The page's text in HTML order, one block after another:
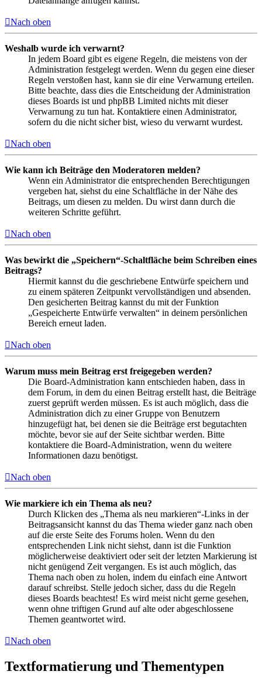
Nach oben
Weshalb wurde ich verwarnt?
In jedem Board gibt es eigene Regeln, die meistens von der
Administration festgelegt werden. Wenn du gegen eine dieser
Regeln verstoßen hast, kann sie dir eine Verwarnung erteilen.
Bitte beachte, dass dies die Entscheidung der Administration
dieses Boards ist und phpBB Limited nichts mit dieser
Verwarnung zu tun hat. Kontaktiere einen Administrator,
sofern du die nicht sicher bist, wieso du verwarnt wurdest.
Nach oben
Wie kann ich Beiträge den Moderatoren melden?
Wenn ein Administrator die entsprechenden Berechtigungen
vergeben hat, siehst du eine Schaltfläche in der Nähe des
Beitrags, um diesen zu melden. Du wirst dann durch die
weiteren Schritte geführt.
Nach oben
Was bewirkt die „Speichern“-Schaltfläche beim Schreiben eines
Beitrags?
Hiermit kannst du die geschriebene Entwürfe speichern und
zu einem späteren Zeitpunkt vervollständigen und absenden.
Den gesicherten Beitrag kannst du mit der Funktion
„Gespeicherte Entwürfe verwalten“ in deinem persönlichen
Bereich erneut laden.
Nach oben
Warum muss mein Beitrag erst freigegeben werden?
Die Board-Administration kann entschieden haben, dass in
dem Forum, in dem du einen Beitrag erstellt hast, die Beiträge
zuerst geprüft werden müssen. Es ist auch möglich, dass die
Administration dich zu einer Gruppe von Benutzern
hinzugefügt hat, bei denen sie die Beiträge erst begutachten
möchte, bevor sie auf der Seite sichtbar werden. Bitte
kontaktiere die Board-Administration, wenn du weitere
Informationen dazu benötigst.
Nach oben
Wie markiere ich ein Thema als neu?
Durch Klicken des „Thema als neu markieren“-Links in der
Beitragsansicht kannst du das Thema wieder ganz nach oben
auf die erste Seite des Forums holen. Wenn du den
entsprechenden Link nicht siehst, dann ist die Funktion
möglicherweise deaktiviert oder seit der letzten Markierung ist
nicht genügend Zeit vergangen. Es ist auch möglich, das
Thema nach oben zu holen, indem du einfach eine Antwort
darauf schreibst. Stelle jedoch sicher, dass du die Regeln
dieses Boards beachtest! Es wird meist nicht gerne gesehen,
wenn ohne triftigen Grund auf alte oder abgeschlossene
Themen geantwortet wird.
Nach oben
Textformatierung und Thementypen